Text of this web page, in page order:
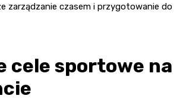
zarządzanie czasem i przygotowanie do
cele sportowe na